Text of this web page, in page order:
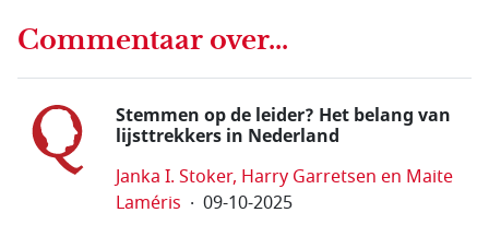
Commentaar over...
Stemmen op de leider? Het belang van
lijsttrekkers in Nederland
Janka I. Stoker, Harry Garretsen en Maite
Laméris
09-10-2025